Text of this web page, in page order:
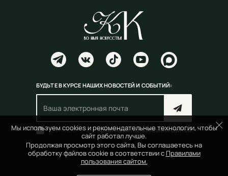
Мы используем cookies и рекомендательные технологии, чтобы
сайт работал лучше.
Продолжая просмотр этого сайта, Вы соглашаетесь на
обработку файлов cookie в соответствии с Правилами
пользования сайтом.
БУДЬТЕ В КУРСЕ НАШИХ НОВОСТЕЙ И СОБЫТИЙ:
Согласен(на) справилами пользования сайтом